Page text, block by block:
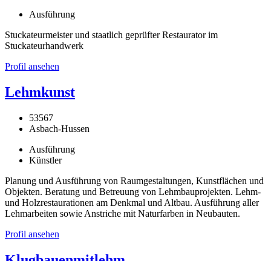
Ausführung
Stuckateurmeister und staatlich geprüfter Restaurator im
Stuckateurhandwerk
Profil ansehen
Lehmkunst
53567
Asbach-Hussen
Ausführung
Künstler
Planung und Ausführung von Raumgestaltungen, Kunstflächen und
Objekten. Beratung und Betreuung von Lehmbauprojekten. Lehm-
und Holzrestaurationen am Denkmal und Altbau. Ausführung aller
Lehmarbeiten sowie Anstriche mit Naturfarben in Neubauten.
Profil ansehen